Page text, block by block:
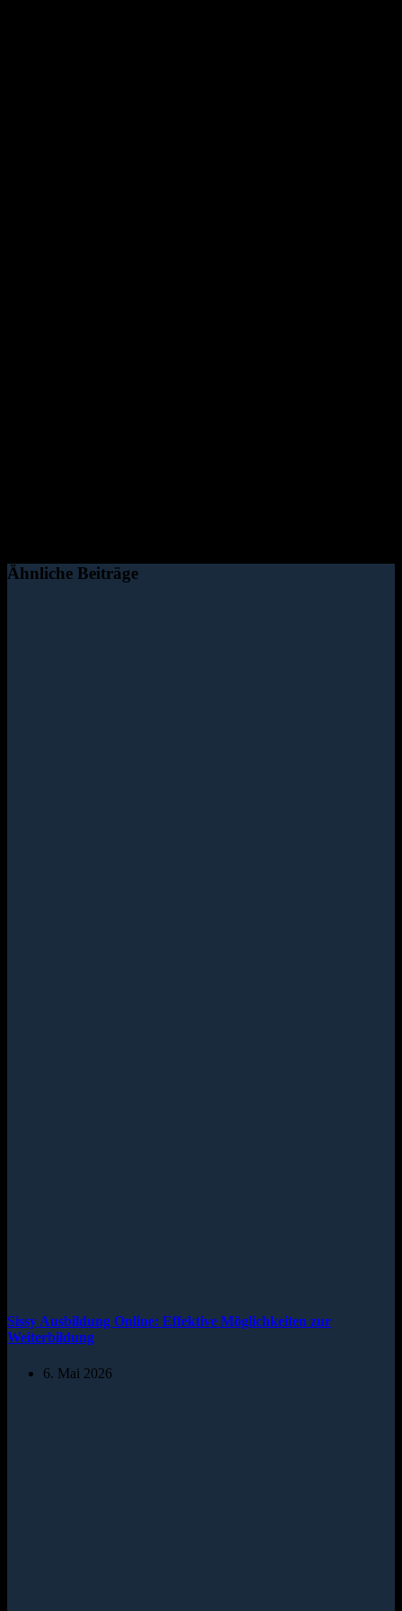
Ähnliche Beiträge
Sissy Ausbildung Online: Effektive Möglichkeiten zur
Weiterbildung
6. Mai 2026